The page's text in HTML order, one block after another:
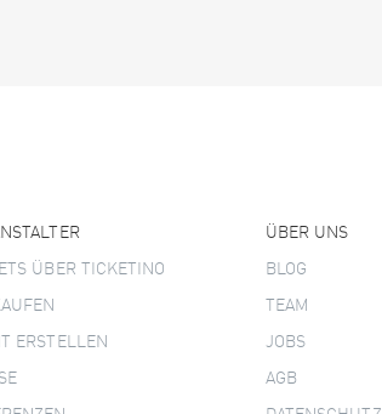
ÜBER TICKETINO
ERSTELLEN
ÜBER UNS
BLOG
TEAM
JOBS
AGB